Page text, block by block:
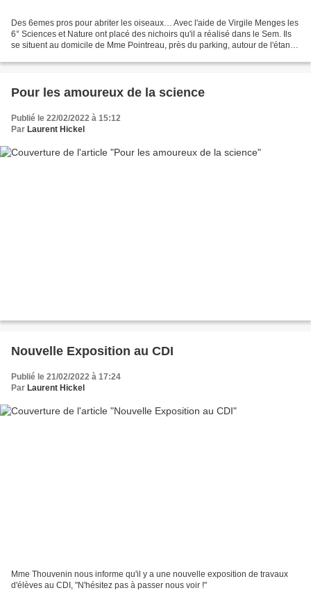
Des 6emes pros pour abriter les oiseaux… Avec l'aide de Virgile Menges les
6° Sciences et Nature ont placé des nichoirs qu'il a réalisé dans le Sem. Ils
se situent au domicile de Mme Pointreau, près du parking, autour de l'étang
Pour les amoureux de la science
Publié le 22/02/2022 à 15:12
Par Laurent Hickel
Nouvelle Exposition au CDI
Publié le 21/02/2022 à 17:24
Par Laurent Hickel
Mme Thouvenin nous informe qu'il y a une nouvelle exposition de travaux
d'élèves au CDI, "N'hésitez pas à passer nous voir !"